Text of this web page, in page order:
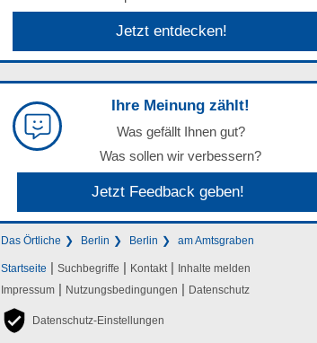
Jetzt entdecken!
Ihre Meinung zählt!
Was gefällt Ihnen gut?
Was sollen wir verbessern?
Jetzt Feedback geben!
Das Örtliche Berlin Berlin am Amtsgraben
Startseite | Suchbegriffe | Kontakt | Inhalte melden
Impressum | Nutzungsbedingungen | Datenschutz
Datenschutz-Einstellungen